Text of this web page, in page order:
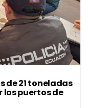
de 21 toneladas
los puertos de